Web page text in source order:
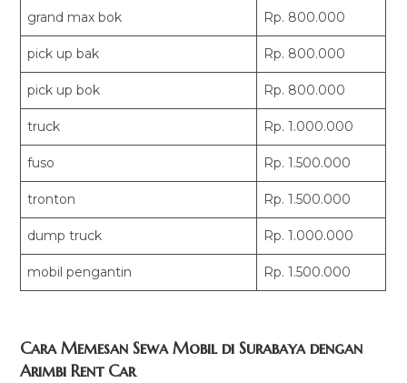
grand max bok Rp. 800.000
pick up bak Rp. 800.000
pick up bok Rp. 800.000
truck Rp. 1.000.000
fuso Rp. 1.500.000
tronton Rp. 1.500.000
dump truck Rp. 1.000.000
mobil pengantin Rp. 1.500.000
Cara Memesan Sewa Mobil di Surabaya dengan
Arimbi Rent Car